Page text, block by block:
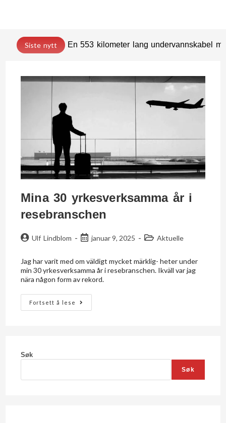
Siste nytt En 553 kilometer lang undervannskabel
Mina 30 yrkesverksamma år i
resebranschen
Ulf Lindblom januar 9, 2025 Aktuelle
Jag har varit med om väldigt mycket märklig- heter under
min 30 yrkesverksamma år i resebranschen. Ikväll var jag
nära någon form av rekord.
Fortsett å lese
Søk
Søk